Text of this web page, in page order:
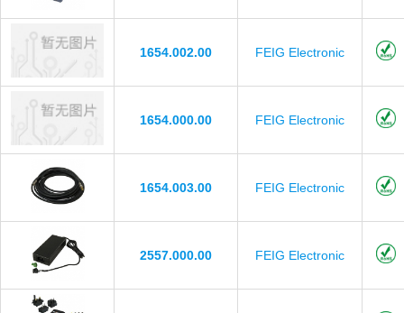
1654.002.00 FEIG Electronic
1654.000.00 FEIG Electronic
1654.003.00 FEIG Electronic
2557.000.00 FEIG Electronic